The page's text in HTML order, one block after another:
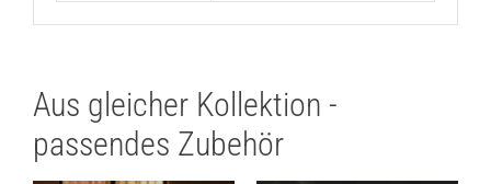
Aus gleicher Kollektion -
passendes Zubehör